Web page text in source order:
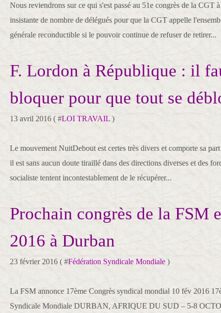
Nous reviendrons sur ce qui s'est passé au 51e congrès de la CGT
insistante de nombre de délégués pour que la CGT appelle
générale reconductible si le pouvoir continue de refuser de retirer...
F. Lordon à République : il
bloquer pour que tout se
13 avril 2016 ( #LOI TRAVAIL )
Le mouvement NuitDebout est certes très divers et comporte sa
il est sans aucun doute tiraillé dans des directions diverses et des
socialiste tentent incontestablement de le récupérer...
Prochain congrès de la FSM
2016 à Durban
23 février 2016 ( #Fédération Syndicale Mondiale )
La FSM annonce 17ème Congrès syndical mondial 10 fév 2016
Syndicale Mondiale DURBAN, AFRIQUE DU SUD – 5-8